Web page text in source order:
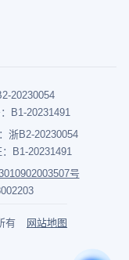
20230054
B1-20231491
浙B2-20230054
B1-20231491
号
有 网站地图